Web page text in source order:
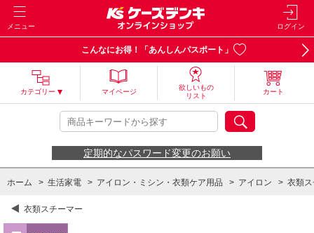
メニュー ログイン
こんなにお得！「あんしんパスポート」
カテゴリー マイページ
欲しいもの
リスト
カート
定期的なパスワード変更のお願い
ホーム > 生活家電 > アイロン・ミシン・衣類ケア用品 > アイロン > 衣類
衣類スチーマー